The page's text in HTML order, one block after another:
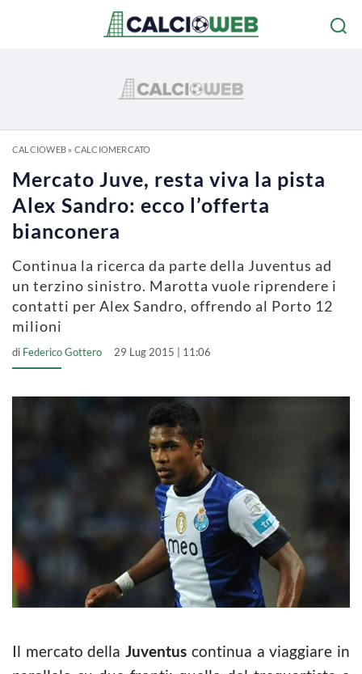
CALCIOWEB» CALCIOMERCATO
Mercato Juve, resta viva la pista
Alex Sandro: ecco l’offerta
bianconera
Continua la ricerca da parte della Juventus ad
un terzino sinistro. Marotta vuole riprendere i
contatti per Alex Sandro, offrendo al Porto 12
milioni
di Federico Gottero 29 Lug 2015 | 11:06
Il mercato dellaJuventus continua a viaggiare in